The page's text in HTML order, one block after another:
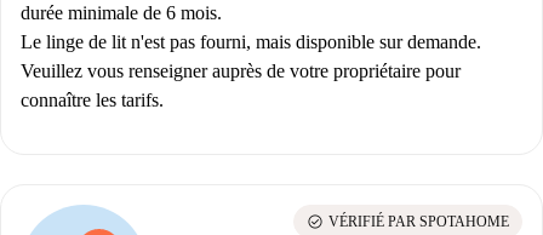
durée minimale de 6 mois.
Le linge de lit n'est pas fourni, mais disponible sur demande.
Veuillez vous renseigner auprès de votre propriétaire pour
connaître les tarifs.
check_circle VÉRIFIÉ PAR SPOTAHOME